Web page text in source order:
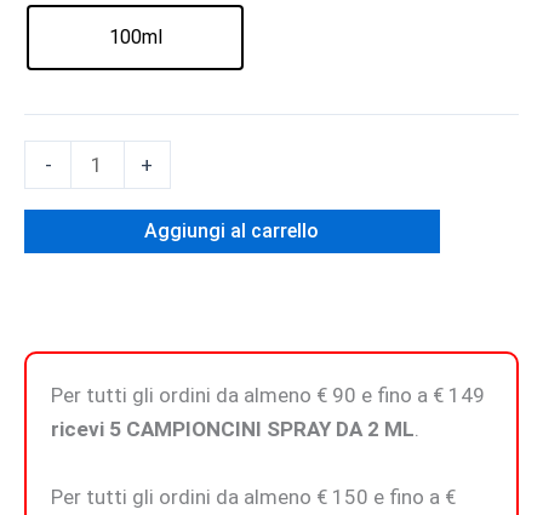
100ml
-
ENCENS
SUAVE
Extrait
quantità
+
Aggiungi al carrello
Per tutti gli ordini da almeno € 90 e fino a € 149
ricevi 5 CAMPIONCINI SPRAY DA 2 ML
Per tutti gli ordini da almeno € 150 e fino a €